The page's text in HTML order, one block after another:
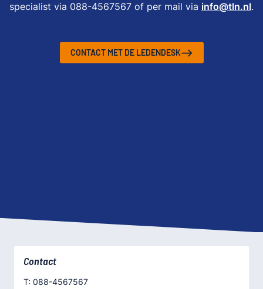
specialist via 088-4567567 of per mail via info@tln.nl.
CONTACT MET DE LEDENDESK
Contact
T: 088-4567567